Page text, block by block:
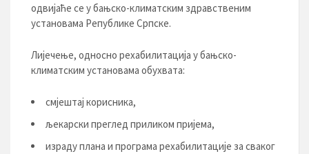
одвијаће се у бањско-климатским здравственим
установама Републике Српске.
Лијечење, односно рехабилитација у бањско-
климатским установама обухвата:
смјештај корисника,
љекарски преглед приликом пријема,
израду плана и програма рехабилитације за сваког